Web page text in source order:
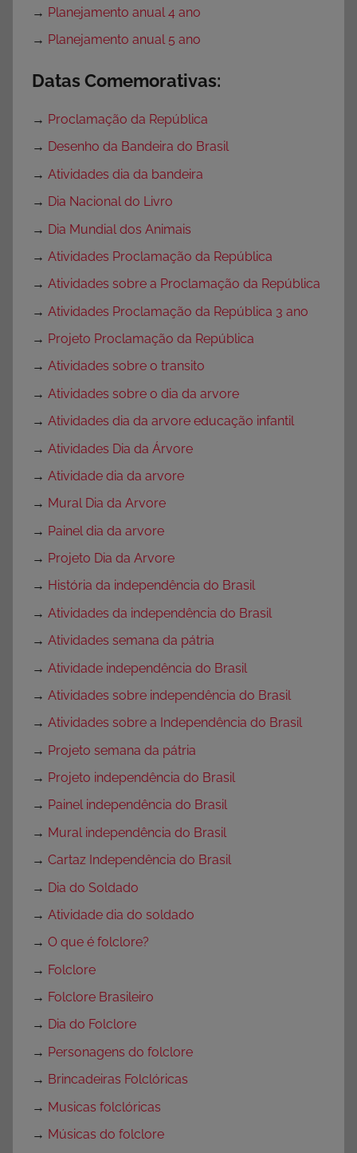
→ Planejamento anual 4 ano
→ Planejamento anual 5 ano
Datas Comemorativas:
→ Proclamação da República
→ Desenho da Bandeira do Brasil
→ Atividades dia da bandeira
→ Dia Nacional do Livro
→ Dia Mundial dos Animais
→ Atividades Proclamação da República
→ Atividades sobre a Proclamação da República
→ Atividades Proclamação da República 3 ano
→ Projeto Proclamação da República
→ Atividades sobre o transito
→ Atividades sobre o dia da arvore
→ Atividades dia da arvore educação infantil
→ Atividades Dia da Árvore
→ Atividade dia da arvore
→ Mural Dia da Arvore
→ Painel dia da arvore
→ Projeto Dia da Arvore
→ História da independência do Brasil
→ Atividades da independência do Brasil
→ Atividades semana da pátria
→ Atividade independência do Brasil
→ Atividades sobre independência do Brasil
→ Atividades sobre a Independência do Brasil
→ Projeto semana da pátria
→ Projeto independência do Brasil
→ Painel independência do Brasil
→ Mural independência do Brasil
→ Cartaz Independência do Brasil
→ Dia do Soldado
→ Atividade dia do soldado
→ O que é folclore?
→ Folclore
→ Folclore Brasileiro
→ Dia do Folclore
→ Personagens do folclore
→ Brincadeiras Folclóricas
→ Musicas folclóricas
→ Músicas do folclore